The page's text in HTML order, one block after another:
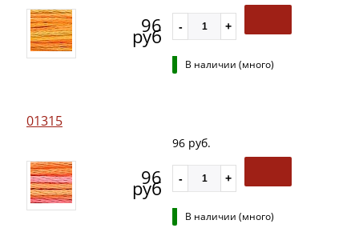
96
руб
В наличии (много)
01315
96
руб
96 руб.
В наличии (много)